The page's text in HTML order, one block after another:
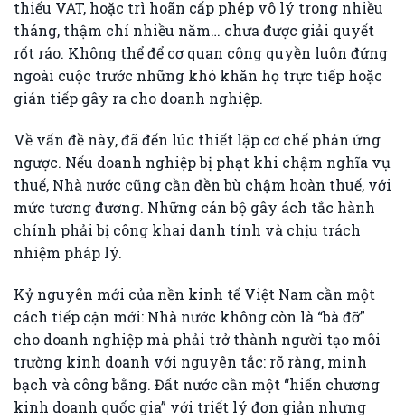
thiếu VAT, hoặc trì hoãn cấp phép vô lý trong nhiều
tháng, thậm chí nhiều năm… chưa được giải quyết
rốt ráo. Không thể để cơ quan công quyền luôn đứng
ngoài cuộc trước những khó khăn họ trực tiếp hoặc
gián tiếp gây ra cho doanh nghiệp.
Về vấn đề này, đã đến lúc thiết lập cơ chế phản ứng
ngược. Nếu doanh nghiệp bị phạt khi chậm nghĩa vụ
thuế, Nhà nước cũng cần đền bù chậm hoàn thuế, với
mức tương đương. Những cán bộ gây ách tắc hành
chính phải bị công khai danh tính và chịu trách
nhiệm pháp lý.
Kỷ nguyên mới của nền kinh tế Việt Nam cần một
cách tiếp cận mới: Nhà nước không còn là “bà đỡ”
cho doanh nghiệp mà phải trở thành người tạo môi
trường kinh doanh với nguyên tắc: rõ ràng, minh
bạch và công bằng. Đất nước cần một “hiến chương
kinh doanh quốc gia” với triết lý đơn giản nhưng